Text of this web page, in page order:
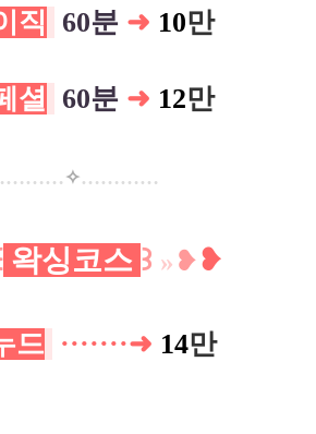
직 60분 ➜ 10만
셜 60분 ➜ 12만
… … … ✧… … … …
왁싱코스 ꒱ » ❥❥
드 ·······➜ 14만